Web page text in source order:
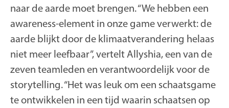
naar de aarde moet brengen. “We hebben een
awareness-element in onze game verwerkt: de
aarde blijkt door de klimaatverandering helaas
niet meer leefbaar”, vertelt Allyshia, een van de
zeven teamleden en verantwoordelijk voor de
storytelling. “Het was leuk om een schaatsgame
te ontwikkelen in een tijd waarin schaatsen op